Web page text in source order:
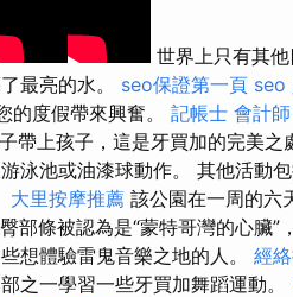
世界上只有其
最亮的水。 seo保證第一頁 seo
的度假帶來興奮。 記帳士 會計
帶上孩子，這是牙買加的完美之
泳池或油漆球動作。 其他活動
大里按摩推薦 該公園在一周的六
部條被認為是“蒙特哥灣的心臟”
想體驗雷鬼音樂之地的人。 經
之一學習一些牙買加舞蹈運動。